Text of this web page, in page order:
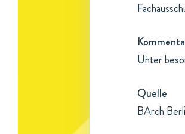
Unter
Quelle
BArch